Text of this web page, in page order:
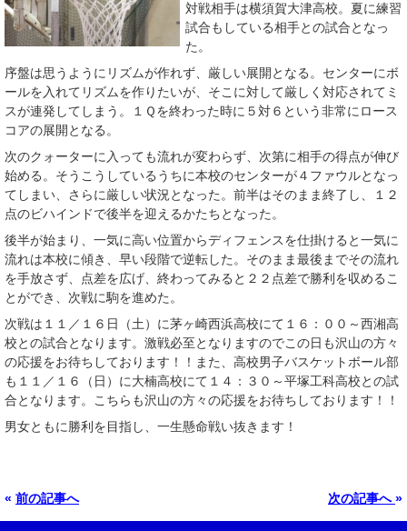
対戦相手は横須賀大津高校。夏に練習
試合もしている相手との試合となっ
た。
序盤は思うようにリズムが作れず、厳しい展開となる。センターにボ
ールを入れてリズムを作りたいが、そこに対して厳しく対応されてミ
スが連発してしまう。１Ｑを終わった時に５対６という非常にロース
コアの展開となる。
次のクォーターに入っても流れが変わらず、次第に相手の得点が伸び
始める。そうこうしているうちに本校のセンターが４ファウルとなっ
てしまい、さらに厳しい状況となった。前半はそのまま終了し、１２
点のビハインドで後半を迎えるかたちとなった。
後半が始まり、一気に高い位置からディフェンスを仕掛けると一気に
流れは本校に傾き、早い段階で逆転した。そのまま最後までその流れ
を手放さず、点差を広げ、終わってみると２２点差で勝利を収めるこ
とができ、次戦に駒を進めた。
次戦は１１／１６日（土）に茅ヶ崎西浜高校にて１６：００～西湘高
校との試合となります。激戦必至となりますのでこの日も沢山の方々
の応援をお待ちしております！！また、高校男子バスケットボール部
も１１／１６（日）に大楠高校にて１４：３０～平塚工科高校との試
合となります。こちらも沢山の方々の応援をお待ちしております！！
男女ともに勝利を目指し、一生懸命戦い抜きます！
« 前の記事へ 次の記事へ »